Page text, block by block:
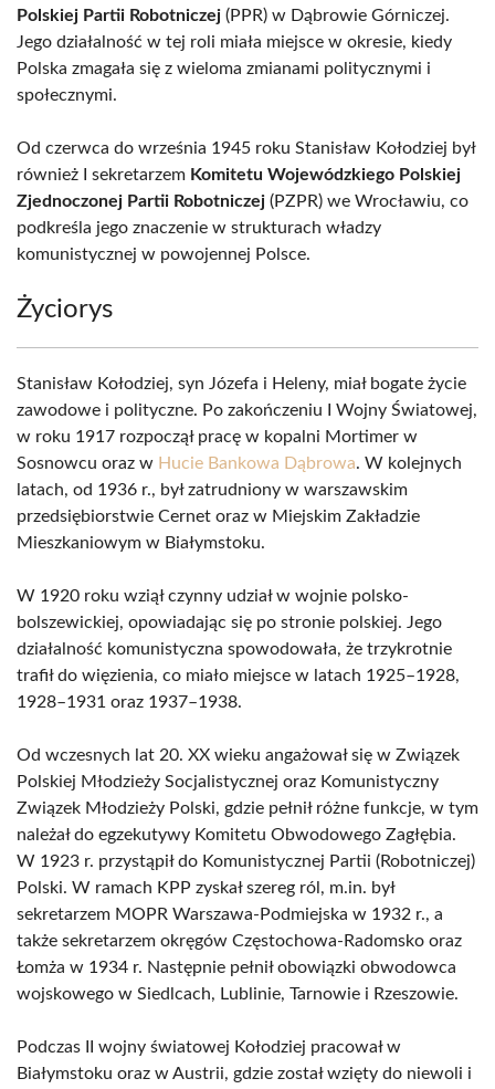
Polskiej Partii Robotniczej (PPR) w Dąbrowie Górniczej.
Jego działalność w tej roli miała miejsce w okresie, kiedy
Polska zmagała się z wieloma zmianami politycznymi i
społecznymi.
Od czerwca do września 1945 roku Stanisław Kołodziej był
również I sekretarzem Komitetu Wojewódzkiego Polskiej
Zjednoczonej Partii Robotniczej (PZPR) we Wrocławiu, co
podkreśla jego znaczenie w strukturach władzy
komunistycznej w powojennej Polsce.
Życiorys
Stanisław Kołodziej, syn Józefa i Heleny, miał bogate życie
zawodowe i polityczne. Po zakończeniu I Wojny Światowej,
w roku 1917 rozpoczął pracę w kopalni Mortimer w
Sosnowcu oraz w Hucie Bankowa Dąbrowa. W kolejnych
latach, od 1936 r., był zatrudniony w warszawskim
przedsiębiorstwie Cernet oraz w Miejskim Zakładzie
Mieszkaniowym w Białymstoku.
W 1920 roku wziął czynny udział w wojnie polsko-
bolszewickiej, opowiadając się po stronie polskiej. Jego
działalność komunistyczna spowodowała, że trzykrotnie
trafił do więzienia, co miało miejsce w latach 1925–1928,
1928–1931 oraz 1937–1938.
Od wczesnych lat 20. XX wieku angażował się w Związek
Polskiej Młodzieży Socjalistycznej oraz Komunistyczny
Związek Młodzieży Polski, gdzie pełnił różne funkcje, w tym
należał do egzekutywy Komitetu Obwodowego Zagłębia.
W 1923 r. przystąpił do Komunistycznej Partii (Robotniczej)
Polski. W ramach KPP zyskał szereg ról, m.in. był
sekretarzem MOPR Warszawa-Podmiejska w 1932 r., a
także sekretarzem okręgów Częstochowa-Radomsko oraz
Łomża w 1934 r. Następnie pełnił obowiązki obwodowca
wojskowego w Siedlcach, Lublinie, Tarnowie i Rzeszowie.
Podczas II wojny światowej Kołodziej pracował w
Białymstoku oraz w Austrii, gdzie został wzięty do niewoli i